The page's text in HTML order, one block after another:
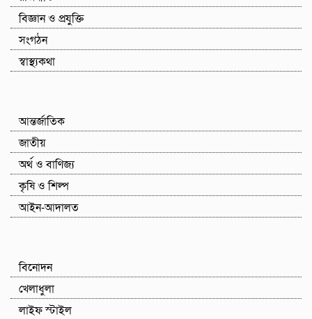
বিজ্ঞান ও প্রযুক্তি
সংগঠন
স্বাস্থ্যকথা
আন্তর্জাতিক
জাতীয়
অর্থ ও বাণিজ্য
কৃষি ও শিল্প
আইন-আদালত
বিনোদন
খেলাধুলা
লাইফ স্টাইল